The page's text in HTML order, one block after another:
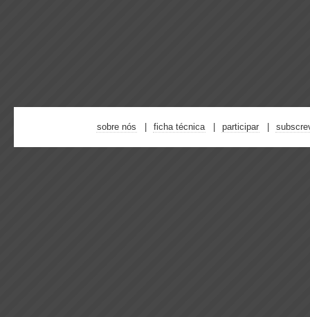
sobre nós ficha técnica participar